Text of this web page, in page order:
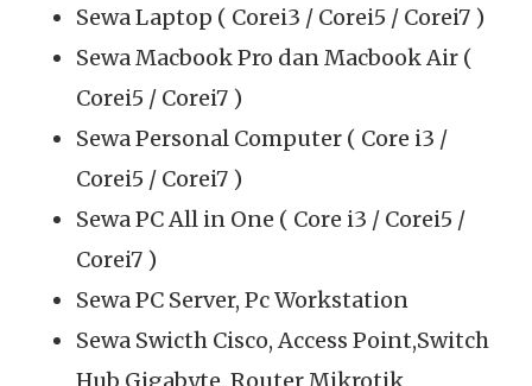
Sewa Laptop ( Corei3 / Corei5 / Corei7 )
Sewa Macbook Pro dan Macbook Air (
Corei5 / Corei7 )
Sewa Personal Computer ( Core i3 /
Corei5 / Corei7 )
Sewa PC All in One ( Core i3 / Corei5 /
Corei7 )
Sewa PC Server, Pc Workstation
Sewa Swicth Cisco, Access Point,Switch